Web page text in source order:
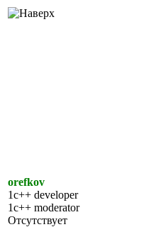
orefkov
1c++ developer
1c++ moderator
Отсутствует